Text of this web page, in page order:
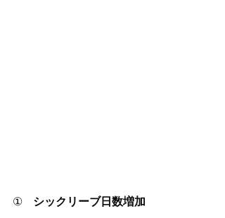
① シックリーブ日数増加